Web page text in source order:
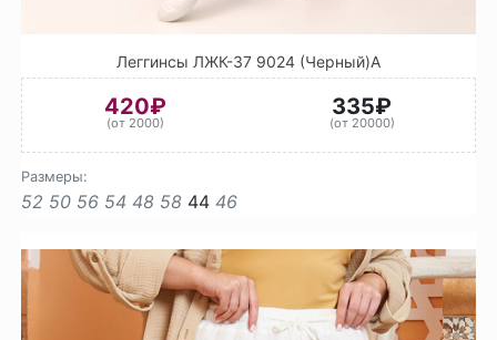
Леггинсы ЛЖК-37 9024 (Черный)А
420₽
(от 2000)
335₽
(от 20000)
Размеры:
52 50 56 54 48 58 44 46